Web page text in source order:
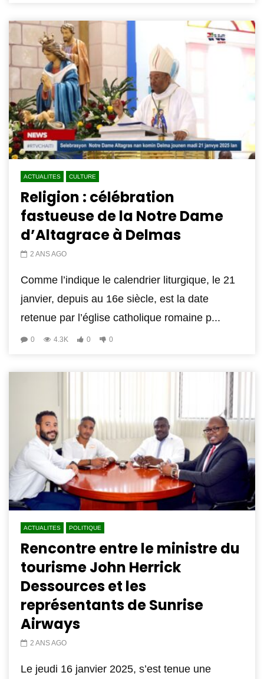
ACTUALITES CULTURE
Religion : célébration
fastueuse de la Notre Dame
d’Altagrace à Delmas
2 ANS AGO
Comme l’indique le calendrier liturgique, le 21
janvier, depuis au 16e siècle, est la date
retenue par l’église catholique romaine p...
0 4.3K 0 0
ACTUALITES POLITIQUE
Rencontre entre le ministre du
tourisme John Herrick
Dessources et les
représentants de Sunrise
Airways
2 ANS AGO
Le jeudi 16 janvier 2025, s’est tenue une